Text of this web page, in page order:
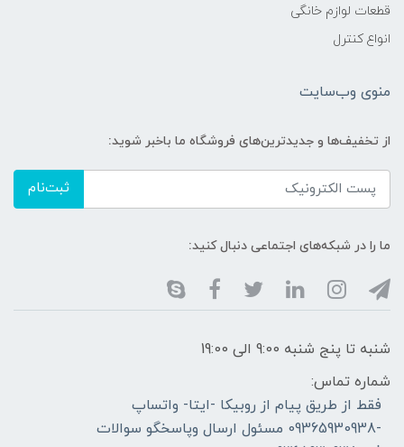
قطعات لوازم خانگی
انواع کنترل
منوی وب‌سایت
از تخفیف‌ها و جدیدترین‌های فروشگاه ما باخبر شوید:
ثبت‌نام
ما را در شبکه‌های اجتماعی دنبال کنید:
شنبه تا پنج شنبه 9:00 الی 19:00
شماره تماس:
فقط از طریق پیام از روبیکا -ایتا- واتساپ
-09365930938 مسئول ارسال وپاسخگو سوالات